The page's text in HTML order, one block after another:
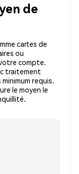
de
cartes de
ou
compte.
traitement
requis.
le moyen le